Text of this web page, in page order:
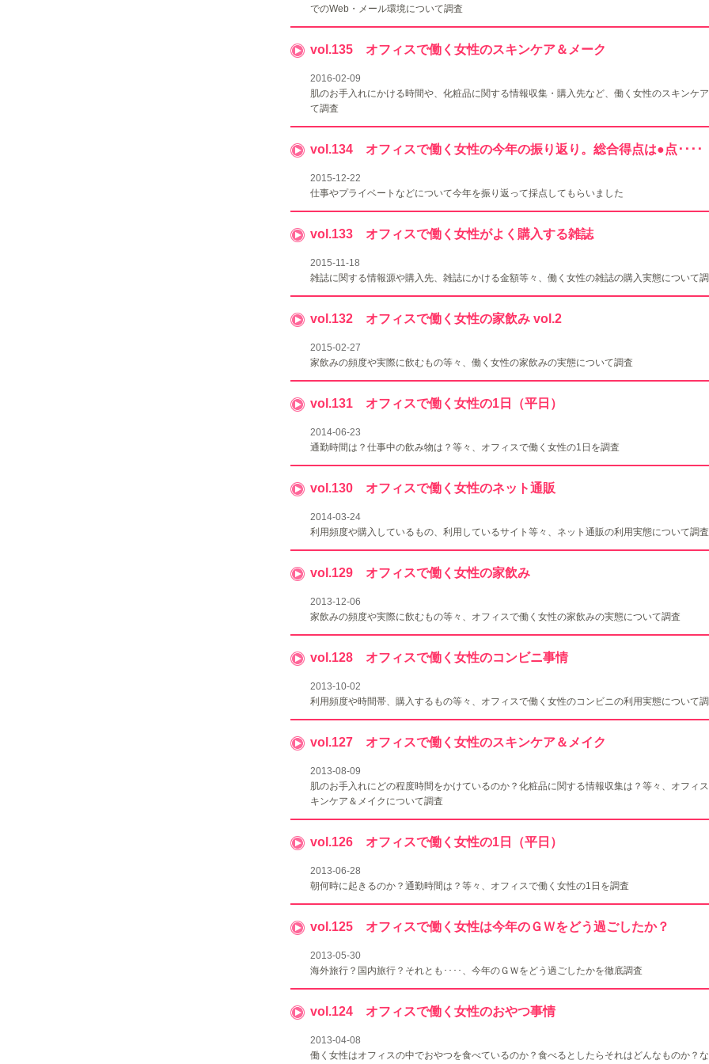
でのWeb・メール環境について調査
vol.135 オフィスで働く女性のスキンケア＆メーク
2016-02-09
肌のお手入れにかける時間や、化粧品に関する情報収集・購入先など、働く女性のスキンケ
て調査
vol.134 オフィスで働く女性の今年の振り返り。総合得点は●点････
2015-12-22
仕事やプライベートなどについて今年を振り返って採点してもらいました
vol.133 オフィスで働く女性がよく購入する雑誌
2015-11-18
雑誌に関する情報源や購入先、雑誌にかける金額等々、働く女性の雑誌の購入実態について
vol.132 オフィスで働く女性の家飲み vol.2
2015-02-27
家飲みの頻度や実際に飲むもの等々、働く女性の家飲みの実態について調査
vol.131 オフィスで働く女性の1日（平日）
2014-06-23
通勤時間は？仕事中の飲み物は？等々、オフィスで働く女性の1日を調査
vol.130 オフィスで働く女性のネット通販
2014-03-24
利用頻度や購入しているもの、利用しているサイト等々、ネット通販の利用実態について調査
vol.129 オフィスで働く女性の家飲み
2013-12-06
家飲みの頻度や実際に飲むもの等々、オフィスで働く女性の家飲みの実態について調査
vol.128 オフィスで働く女性のコンビニ事情
2013-10-02
利用頻度や時間帯、購入するもの等々、オフィスで働く女性のコンビニの利用実態について
vol.127 オフィスで働く女性のスキンケア＆メイク
2013-08-09
肌のお手入れにどの程度時間をかけているのか？化粧品に関する情報収集は？等々、オフィ
キンケア＆メイクについて調査
vol.126 オフィスで働く女性の1日（平日）
2013-06-28
朝何時に起きるのか？通勤時間は？等々、オフィスで働く女性の1日を調査
vol.125 オフィスで働く女性は今年のＧＷをどう過ごしたか？
2013-05-30
海外旅行？国内旅行？それとも････、今年のＧＷをどう過ごしたかを徹底調査
vol.124 オフィスで働く女性のおやつ事情
2013-04-08
働く女性はオフィスの中でおやつを食べているのか？食べるとしたらそれはどんなものか？